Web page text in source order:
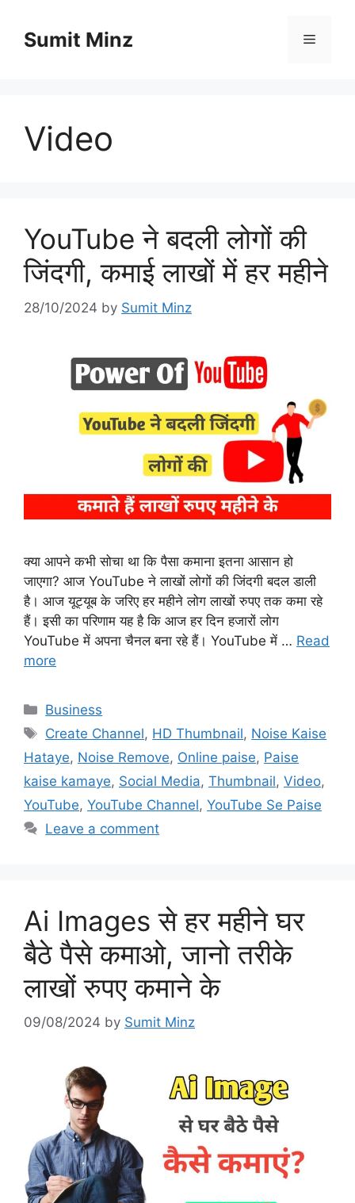
contentSumit Minz Menu
Video
YouTube ने बदली लोगों की
जिंदगी, कमाई लाखों में हर महीने
28/10/2024 by Sumit Minz
क्या आपने कभी सोचा था कि पैसा कमाना इतना आसान हो
जाएगा? आज YouTube ने लाखों लोगों की जिंदगी बदल डाली
है। आज यूट्यूब के जरिए हर महीने लोग लाखों रुपए तक कमा रहे
हैं। इसी का परिणाम यह है कि आज हर दिन हजारों लोग
YouTube में अपना चैनल बना रहे हैं। YouTube में … Read
more
Categories
Business
Tags
Create Channel, HD Thumbnail, Noise Kaise
Hataye, Noise Remove, Online paise, Paise
kaise kamaye, Social Media, Thumbnail, Video,
YouTube, YouTube Channel, YouTube Se Paise
Leave a comment
Ai Images से हर महीने घर
बैठे पैसे कमाओ, जानो तरीके
लाखों रुपए कमाने के
09/08/2024 by Sumit Minz